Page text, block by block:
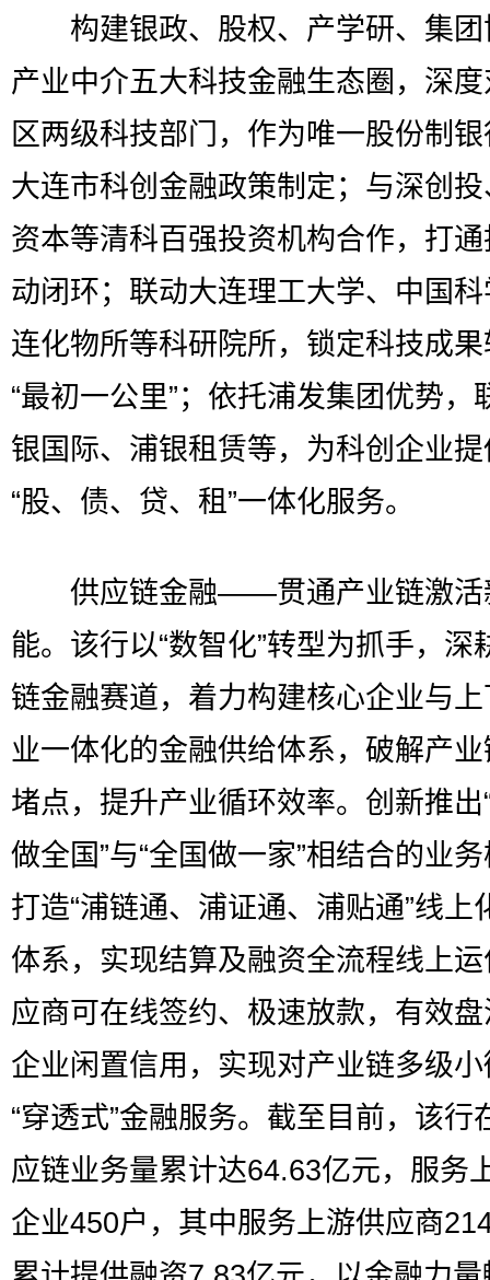
构建银政、股权、产学研、集团
产业中介五大科技金融生态圈，深
区两级科技部门，作为唯一股份制
大连市科创金融政策制定；与深创
资本等清科百强投资机构合作，打
动闭环；联动大连理工大学、中国
连化物所等科研院所，锁定科技成
“最初一公里”；依托浦发集团优势，
银国际、浦银租赁等，为科创企业提
“股、债、贷、租”一体化服务。
供应链金融——贯通产业链激活
能。该行以“数智化”转型为抓手，深
链金融赛道，着力构建核心企业与
业一体化的金融供给体系，破解产
堵点，提升产业循环效率。创新推出
做全国”与“全国做一家”相结合的业
打造“浦链通、浦证通、浦贴通”线上
体系，实现结算及融资全流程线上
应商可在线签约、极速放款，有效
企业闲置信用，实现对产业链多级
“穿透式”金融服务。截至目前，该行
应链业务量累计达64.63亿元，服务
企业450户，其中服务上游供应商